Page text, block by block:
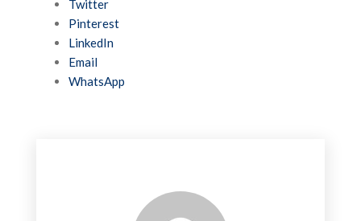
Twitter
Pinterest
LinkedIn
Email
WhatsApp